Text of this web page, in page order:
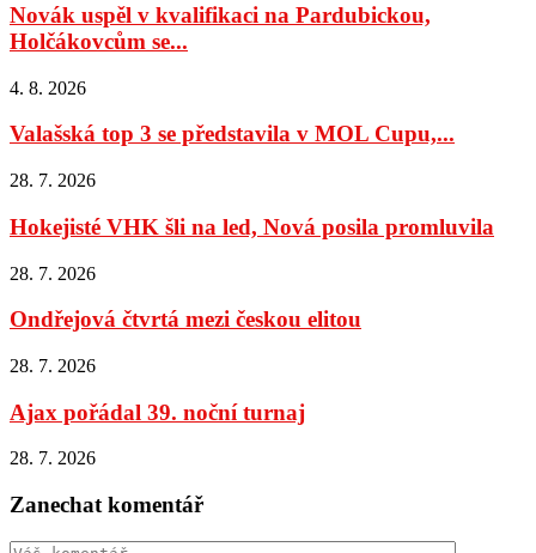
Novák uspěl v kvalifikaci na Pardubickou,
Holčákovcům se...
4. 8. 2026
Valašská top 3 se představila v MOL Cupu,...
28. 7. 2026
Hokejisté VHK šli na led, Nová posila promluvila
28. 7. 2026
Ondřejová čtvrtá mezi českou elitou
28. 7. 2026
Ajax pořádal 39. noční turnaj
28. 7. 2026
Zanechat komentář